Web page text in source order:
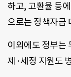
하고, 고환율 등
으로는 정책자금
이외에도 정부는
제·세정 지원도